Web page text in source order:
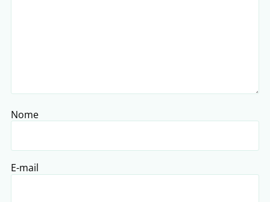
Nome
E-mail